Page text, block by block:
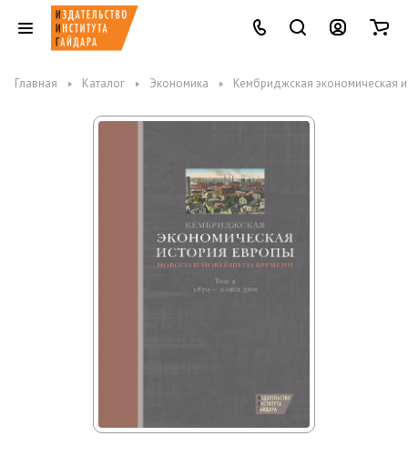
Главная Каталог Экономика Кембриджская экономическая